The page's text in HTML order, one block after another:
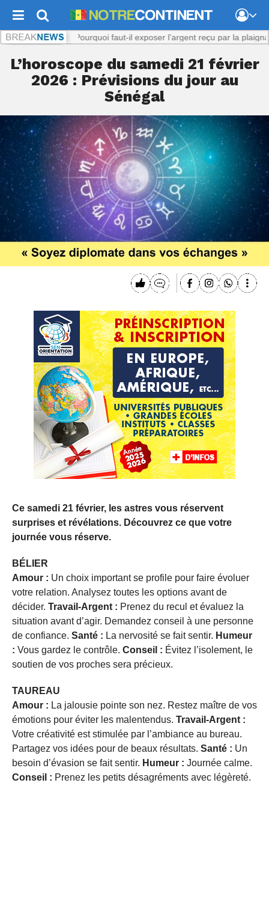
présumé : Pourquoi faut-il exposer l’argent reçu par la plaignante ?
L’horoscope du samedi 21 février
2026 : Prévisions du jour au
Sénégal
Ce samedi 21 février, les astres vous réservent
surprises et révélations. Découvrez ce que votre
journée vous réserve.
BÉLIER
Amour : Un choix important se profile pour faire évoluer
votre relation. Analysez toutes les options avant de
décider. Travail-Argent : Prenez du recul et évaluez la
situation avant d’agir. Demandez conseil à une personne
de confiance. Santé : La nervosité se fait sentir. Humeur
: Vous gardez le contrôle. Conseil : Évitez l’isolement, le
soutien de vos proches sera précieux.
TAUREAU
Amour : La jalousie pointe son nez. Restez maître de vos
émotions pour éviter les malentendus. Travail-Argent :
Votre créativité est stimulée par l’ambiance au bureau.
Partagez vos idées pour de beaux résultats. Santé : Un
besoin d’évasion se fait sentir. Humeur : Journée calme.
Conseil : Prenez les petits désagréments avec légèreté.